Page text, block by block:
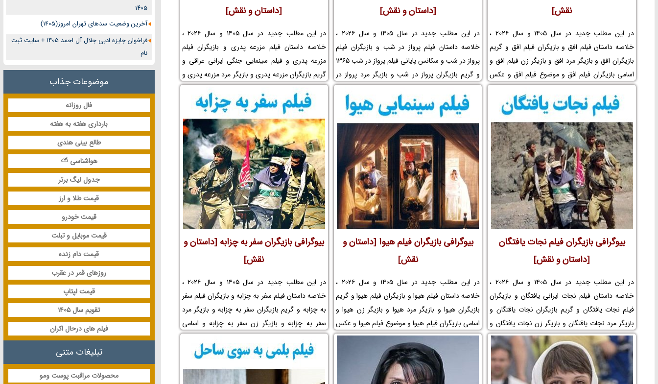
نقش]
در این مطلب جدید در سال 1405 و سال 2026 ،
خلاصه داستان فیلم افق و بازیگران فیلم افق و گریم
بازیگران افق و بازیگر مرد افق و بازیگر زن فیلم افق و
اسامی بازیگران فیلم افق و موضوع فیلم افق و عکس
پشت صحنه و بازیگر خردسال و کودک و لوکیشن
فیلم افق و بیوگرافی بازیگران فیلم سینمایی افق و
کارگردان فیلم افق و مجموعه تلویزیونی افق و حواشی
فیلم افق و افتخارات افق و جوایز افق و عوامل ساخت
فیلم افق را در نم نمک ببینید.
[داستان و نقش]
در این مطلب جدید در سال 1405 و سال 2026 ،
خلاصه داستان فیلم پرواز در شب و بازیگران فیلم
پرواز در شب و سکانس پایانی فیلم پرواز در شب 1365
و گریم بازیگران پرواز در شب و بازیگر مرد پرواز در
شب و بازیگر زن پرواز در شب و اسامی بازیگران فیلم
پرواز در شب و موضوع فیلم پرواز در شب و عکس
پشت صحنه و بازیگر خردسال و کودک و لوکیشن
فیلم پرواز در شب و بیوگرافی بازیگران فیلم سینمایی
پرواز در شب و کارگردان فیلم پرواز در شب و مجموعه
تلویزیونی پرواز در شب و حواشی فیلم پرواز در شب و
افتخارات پرواز در شب و جوایز پرواز در شب و عوامل
ساخت فیلم پرواز در شب را در نم نمک ببینید.
[داستان و نقش]
در این مطلب جدید در سال 1405 و سال 2026 ،
خلاصه داستان فیلم مزرعه پدری و بازیگران فیلم
مزرعه پدری و فیلم سینمایی جنگی ایرانی عراقی و
گریم بازیگران مزرعه پدری و بازیگر مرد مزرعه پدری و
بازیگر زن مزرعه پدری و اسامی بازیگران فیلم مزرعه
پدری و موضوع فیلم مزرعه پدری و عکس پشت
صحنه و بازیگر خردسال و کودک و لوکیشن فیلم
مزرعه پدری و بیوگرافی بازیگران فیلم سینمایی مزرعه
پدری و فیلم جنگی مزرعه پدری و کارگردان فیلم
مزرعه پدری و مجموعه تلویزیونی مزرعه پدری و
حواشی فیلم مزرعه پدری و افتخارات مزرعه پدری و
جوایز مزرعه پدری و عوامل ساخت فیلم مزرعه پدری را
در نم نمک ببینید.
بیوگرافی بازیگران فیلم نجات یافتگان
[داستان و نقش]
در این مطلب جدید در سال 1405 و سال 2026 ،
خلاصه داستان فیلم نجات ایرانی یافتگان و بازیگران
فیلم نجات یافتگان و گریم بازیگران نجات یافتگان و
بازیگر مرد نجات یافتگان و بازیگر زن نجات یافتگان و
اسامی بازیگران فیلم نجات یافتگان و موضوع فیلم
نجات یافتگان و عکس پشت صحنه و بازیگر خردسال
و کودک و لوکیشن فیلم نجات یافتگان و بیوگرافی
بازیگران فیلم سینمایی نجات یافتگان و کارگردان فیلم
بیوگرافی بازیگران فیلم هیوا [داستان و
نقش]
در این مطلب جدید در سال 1405 و سال 2026 ،
خلاصه داستان فیلم هیوا و بازیگران فیلم هیوا و گریم
بازیگران هیوا و بازیگر مرد هیوا و بازیگر زن هیوا و
اسامی بازیگران فیلم هیوا و موضوع فیلم هیوا و عکس
پشت صحنه و بازیگر خردسال و کودک و لوکیشن
فیلم هیوا و بیوگرافی بازیگران فیلم سینمایی هیوا و
کارگردان فیلم هیوا و فیلم جنگی ایران عراق تکاوری و
فیلم جنگی ایرانی قدیمی کردستان و مجموعه
بیوگرافی بازیگران سفر به چزابه [داستان و
نقش]
در این مطلب جدید در سال 1405 و سال 2026 ،
خلاصه داستان فیلم سفر به چزابه و بازیگران فیلم سفر
به چزابه و گریم بازیگران سفر به چزابه و بازیگر مرد
سفر به چزابه و بازیگر زن سفر به چزابه و اسامی
بازیگران فیلم سفر به چزابه و موضوع فیلم سفر به
چزابه و عکس پشت صحنه و بازیگر خردسال و کودک
و لوکیشن فیلم سفر به چزابه و بیوگرافی بازیگران
فیلم سینمایی سفر به چزابه و کارگردان فیلم سفر به
۱۴۰۵
آخرین وضعیت سدهای تهران امروز(1405)
فراخوان جایزه ادبی جلال آل احمد 1405 + سایت ثبت
نام
موضوعات جذاب
فال روزانه
بارداری هفته به هفته
طالع بینی هندی
هواشناسی ⛅
جدول لیگ برتر
قیمت طلا و ارز
قیمت خودرو
قیمت موبایل و تبلت
قیمت دام زنده
روزهای قمر در عقرب
قیمت لپتاپ
تقویم سال 1405
فیلم های درحال اکران
تبلیغات متنی
محصولات مراقبت پوست ومو